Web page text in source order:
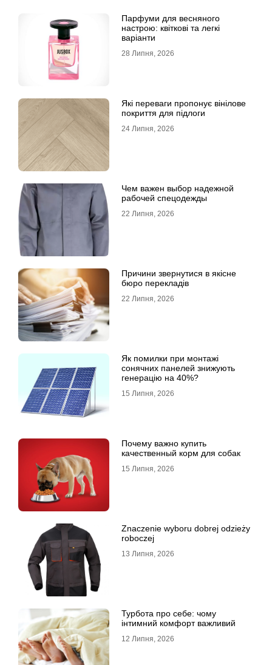
Парфуми для весняного
настрою: квіткові та легкі
варіанти
28 Липня, 2026
Які переваги пропонує вінілове
покриття для підлоги
24 Липня, 2026
Чем важен выбор надежной
рабочей спецодежды
22 Липня, 2026
Причини звернутися в якісне
бюро перекладів
22 Липня, 2026
Як помилки при монтажі
сонячних панелей знижують
генерацію на 40%?
15 Липня, 2026
Почему важно купить
качественный корм для собак
15 Липня, 2026
Znaczenie wyboru dobrej odzieży
roboczej
13 Липня, 2026
Турбота про себе: чому
інтимний комфорт важливий
12 Липня, 2026